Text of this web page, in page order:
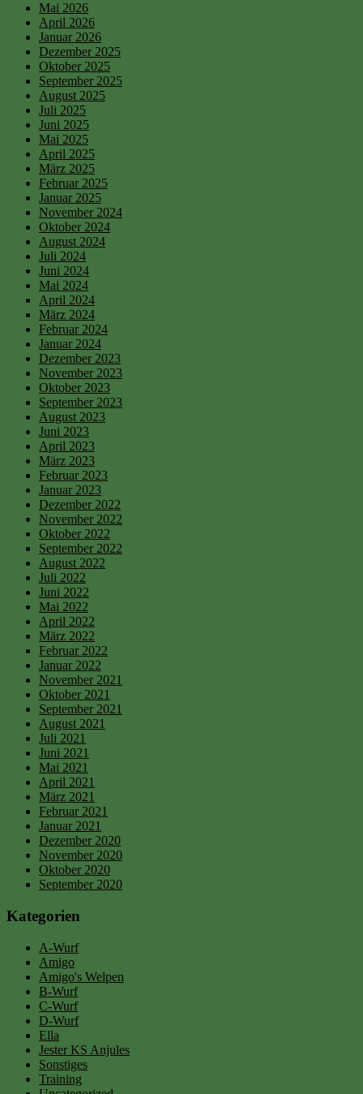
Mai 2026
April 2026
Januar 2026
Dezember 2025
Oktober 2025
September 2025
August 2025
Juli 2025
Juni 2025
Mai 2025
April 2025
März 2025
Februar 2025
Januar 2025
November 2024
Oktober 2024
August 2024
Juli 2024
Juni 2024
Mai 2024
April 2024
März 2024
Februar 2024
Januar 2024
Dezember 2023
November 2023
Oktober 2023
September 2023
August 2023
Juni 2023
April 2023
März 2023
Februar 2023
Januar 2023
Dezember 2022
November 2022
Oktober 2022
September 2022
August 2022
Juli 2022
Juni 2022
Mai 2022
April 2022
März 2022
Februar 2022
Januar 2022
November 2021
Oktober 2021
September 2021
August 2021
Juli 2021
Juni 2021
Mai 2021
April 2021
März 2021
Februar 2021
Januar 2021
Dezember 2020
November 2020
Oktober 2020
September 2020
Kategorien
A-Wurf
Amigo
Amigo's Welpen
B-Wurf
C-Wurf
D-Wurf
Ella
Jester KS Anjules
Sonstiges
Training